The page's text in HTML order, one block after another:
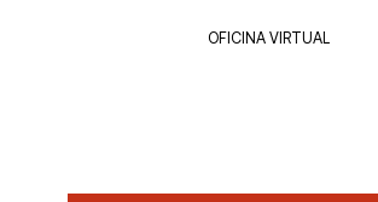
OFICINA VIRTUAL